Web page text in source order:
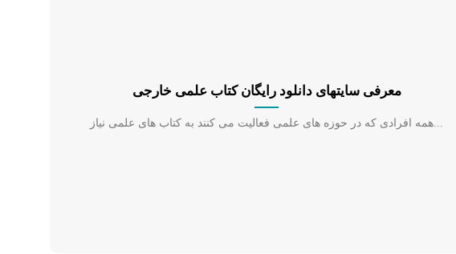
معرفی سایتهای دانلود رایگان کتاب علمی خارجی
همه افرادی که در حوزه های علمی فعالیت می کنند به کتاب های علمی نیاز...